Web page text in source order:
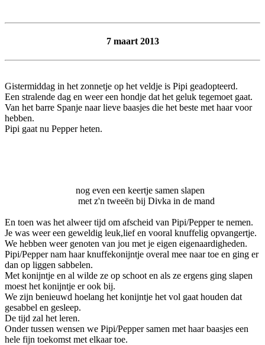
7 maart 2013
Gistermiddag in het zonnetje op het veldje is Pipi geadopteerd.
Een stralende dag en weer een hondje dat het geluk tegemoet gaat.
Van het barre Spanje naar lieve baasjes die het beste met haar voor
hebben.
Pipi gaat nu Pepper heten.
nog even een keertje samen slapen
met z'n tweeën bij Divka in de mand
En toen was het alweer tijd om afscheid van Pipi/Pepper te nemen.
Je was weer een geweldig leuk,lief en vooral knuffelig opvangertje.
We hebben weer genoten van jou met je eigen eigenaardigheden.
Pipi/Pepper nam haar knuffekonijntje overal mee naar toe en ging er
dan op liggen sabbelen.
Met konijntje en al wilde ze op schoot en als ze ergens ging slapen
moest het konijntje er ook bij.
We zijn benieuwd hoelang het konijntje het vol gaat houden dat
gesabbel en gesleep.
De tijd zal het leren.
Onder tussen wensen we Pipi/Pepper samen met haar baasjes een
hele fijn toekomst met elkaar toe.